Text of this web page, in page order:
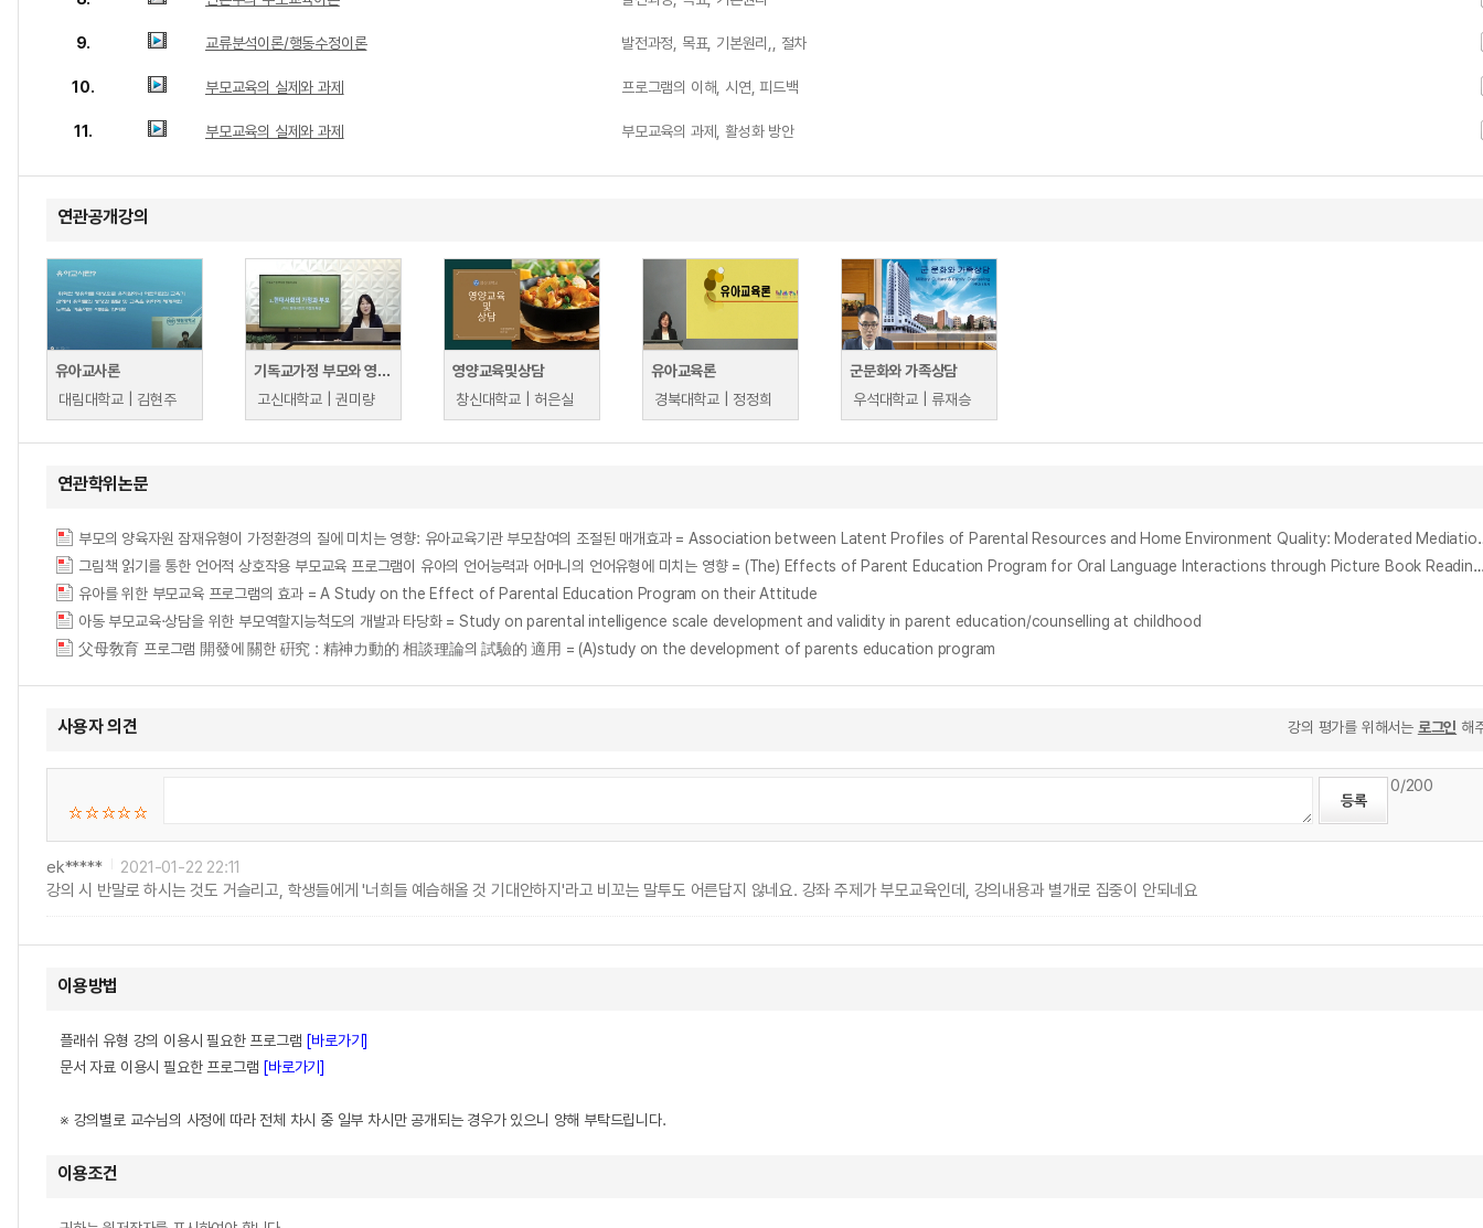
9. 교류분석이론/행동수정이론 발전과정, 목표, 기본원리,, 절차
10. 부모교육의 실제와 과제 프로그램의 이해, 시연, 피드백
11. 부모교육의 실제와 과제 부모교육의 과제, 활성화 방안
연관공개강의
유아교사론
대림대학교 | 김현주
기독교가정 부모와 영유아교육
고신대학교 | 권미량
영양교육및상담
창신대학교 | 허은실
유아교육론
경북대학교 | 정정희
군문화와 가족상담
우석대학교 | 류재승
연관학위논문
부모의 양육자원 잠재유형이 가정환경의 질에 미치는 영향: 유아교육
그림책 읽기를 통한 언어적 상호작용 부모교육 프로그램이 유아의 언어능력과 어머니의 언어유형에 미치는 영향 = (The) Effects of Parent Education Program for
유아를 위한 부모교육 프로그램의 효과 = A Study on the Effect of Parental Education Program on their Attitude
아동 부모교육·상담을 위한 부모역할지능척도의 개발과 타당화 = Study on parental intelligence scale development and validity in parent education/counselling at childhood
父母敎育 프로그램 開發에 關한 硏究 : 精神力動的 相談理論의 試驗的 適用 = (A)study on the development of parents education program
사용자 의견 강의 평가를 위해서는 로그인 해
0/200
ek*****
2021-01-22 22:11
강의 시 반말로 하시는 것도 거슬리고, 학생들에게 '너희들 예습해올 것 기대안하지'라고 비꼬는 말투도 어른답지 않네요. 강좌 주제가 부모교육인데, 강의내용과 별개로 집중이 안되네요
이용방법
플래쉬 유형 강의 이용시 필요한 프로그램 [바로가기]
문서 자료 이용시 필요한 프로그램 [바로가기]
※ 강의별로 교수님의 사정에 따라 전체 차시 중 일부 차시만 공개되는 경우가 있으니 양해 부탁드립니다.
이용조건